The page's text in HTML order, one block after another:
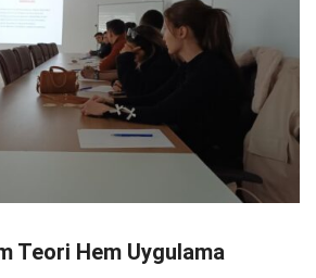
Teori Hem Uygulama